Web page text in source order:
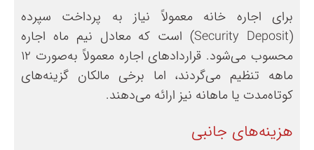
برای اجاره خانه معمولاً نیاز به پرداخت سپرده
(Security Deposit) است که معادل نیم ماه اجاره
محسوب می‌شود. قراردادهای اجاره معمولاً به‌صورت ۱۲
ماهه تنظیم می‌گردند، اما برخی مالکان گزینه‌های
کوتاه‌مدت یا ماهانه نیز ارائه می‌دهند.
هزینه‌های جانبی